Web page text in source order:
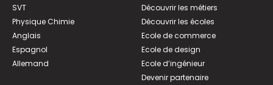
SVT
Physique Chimie
Anglais
Espagnol
Allemand
Découvrir les métiers
Découvrir les écoles
Ecole de commerce
Ecole de design
Ecole d’ingénieur
Devenir partenaire